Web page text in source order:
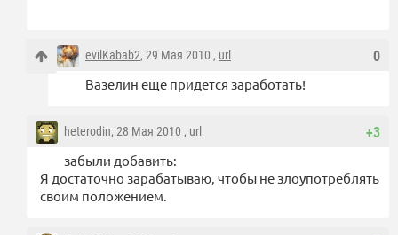
0
evilKabab2, 29 Мая 2010 , url
Вазелин еще придется заработать!
+3
heterodin, 28 Мая 2010 , url
забыли добавить:
Я достаточно зарабатываю, чтобы не злоупотреблять
своим положением.